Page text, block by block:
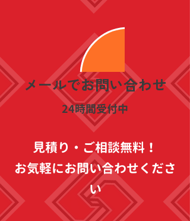
​メールでお問い合わせ
​24時間受付中
見積り・ご相談無料！
お気軽にお問い合わせくださ
い